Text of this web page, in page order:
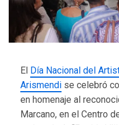
El Día Nacional del
Arismendi se celebró
en homenaje al
Marcano, en el Centro